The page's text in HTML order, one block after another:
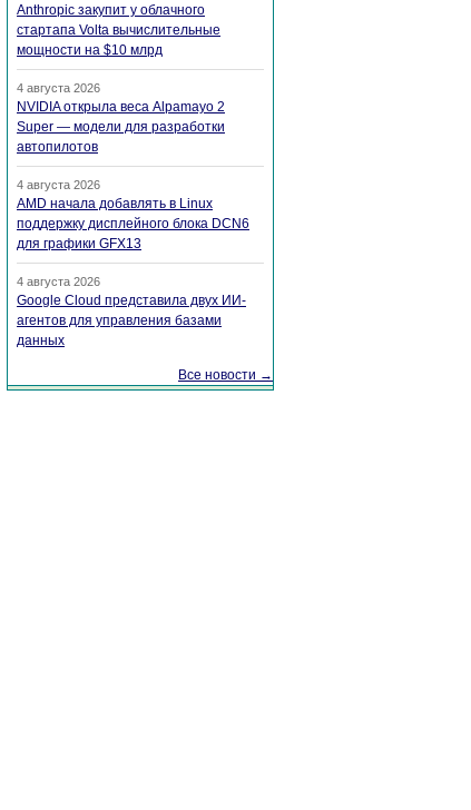
Anthropic закупит у облачного
стартапа Volta вычислительные
мощности на $10 млрд
4 августа 2026
NVIDIA открыла веса Alpamayo 2
Super — модели для разработки
автопилотов
4 августа 2026
AMD начала добавлять в Linux
поддержку дисплейного блока DCN6
для графики GFX13
4 августа 2026
Google Cloud представила двух ИИ-
агентов для управления базами
данных
Все новости →